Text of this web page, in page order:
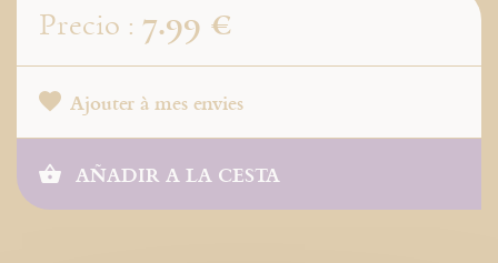
Precio : 7.99 €
Ajouter à mes envies
AÑADIR A LA CESTA